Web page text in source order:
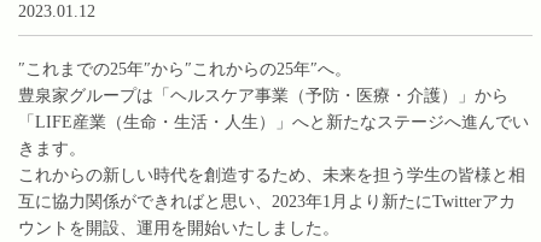
2023.01.12
″これまでの25年″から″これからの25年″へ。
豊泉家グループは「ヘルスケア事業（予防・医療・介護）」から
「LIFE産業（生命・生活・人生）」へと新たなステージへ進んでい
きます。
これからの新しい時代を創造するため、未来を担う学生の皆様と相
互に協力関係ができればと思い、2023年1月より新たにTwitterアカ
ウントを開設、運用を開始いたしました。